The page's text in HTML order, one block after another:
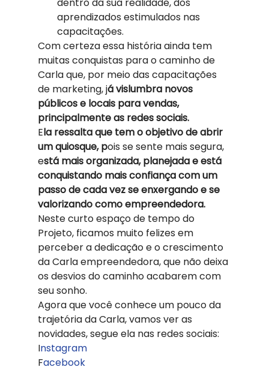
aprendizados estimulados nas
capacitações.
Com certeza essa história ainda tem
muitas conquistas para o caminho de
Carla que, por meio das capacitações
de marketing, já vislumbra novos
públicos e locais para vendas,
principalmente as redes sociais.
Ela ressalta que tem o objetivo de abrir
um quiosque, pois se sente mais segura,
está mais organizada, planejada e está
conquistando mais confiança com um
passo de cada vez se enxergando e se
valorizando como empreendedora.
Neste curto espaço de tempo do
Projeto, ficamos muito felizes em
perceber a dedicação e o crescimento
da Carla empreendedora, que não deixa
os desvios do caminho acabarem com
seu sonho.
Agora que você conhece um pouco da
trajetória da Carla, vamos ver as
novidades, segue ela nas redes sociais:
Instagram
Facebook